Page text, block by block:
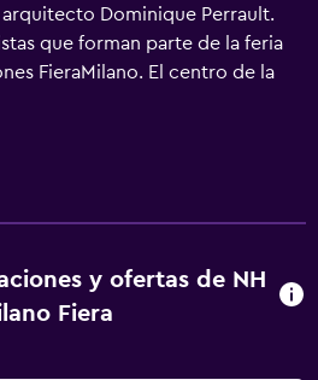
Dominique Perrault.
que forman parte de la feria
FieraMilano. El centro de la
los principales puntos de
a 20 minutos en coche. Casi
casa, incluido aire
El desayuno buffet, que
y ofertas de NH
Fiera